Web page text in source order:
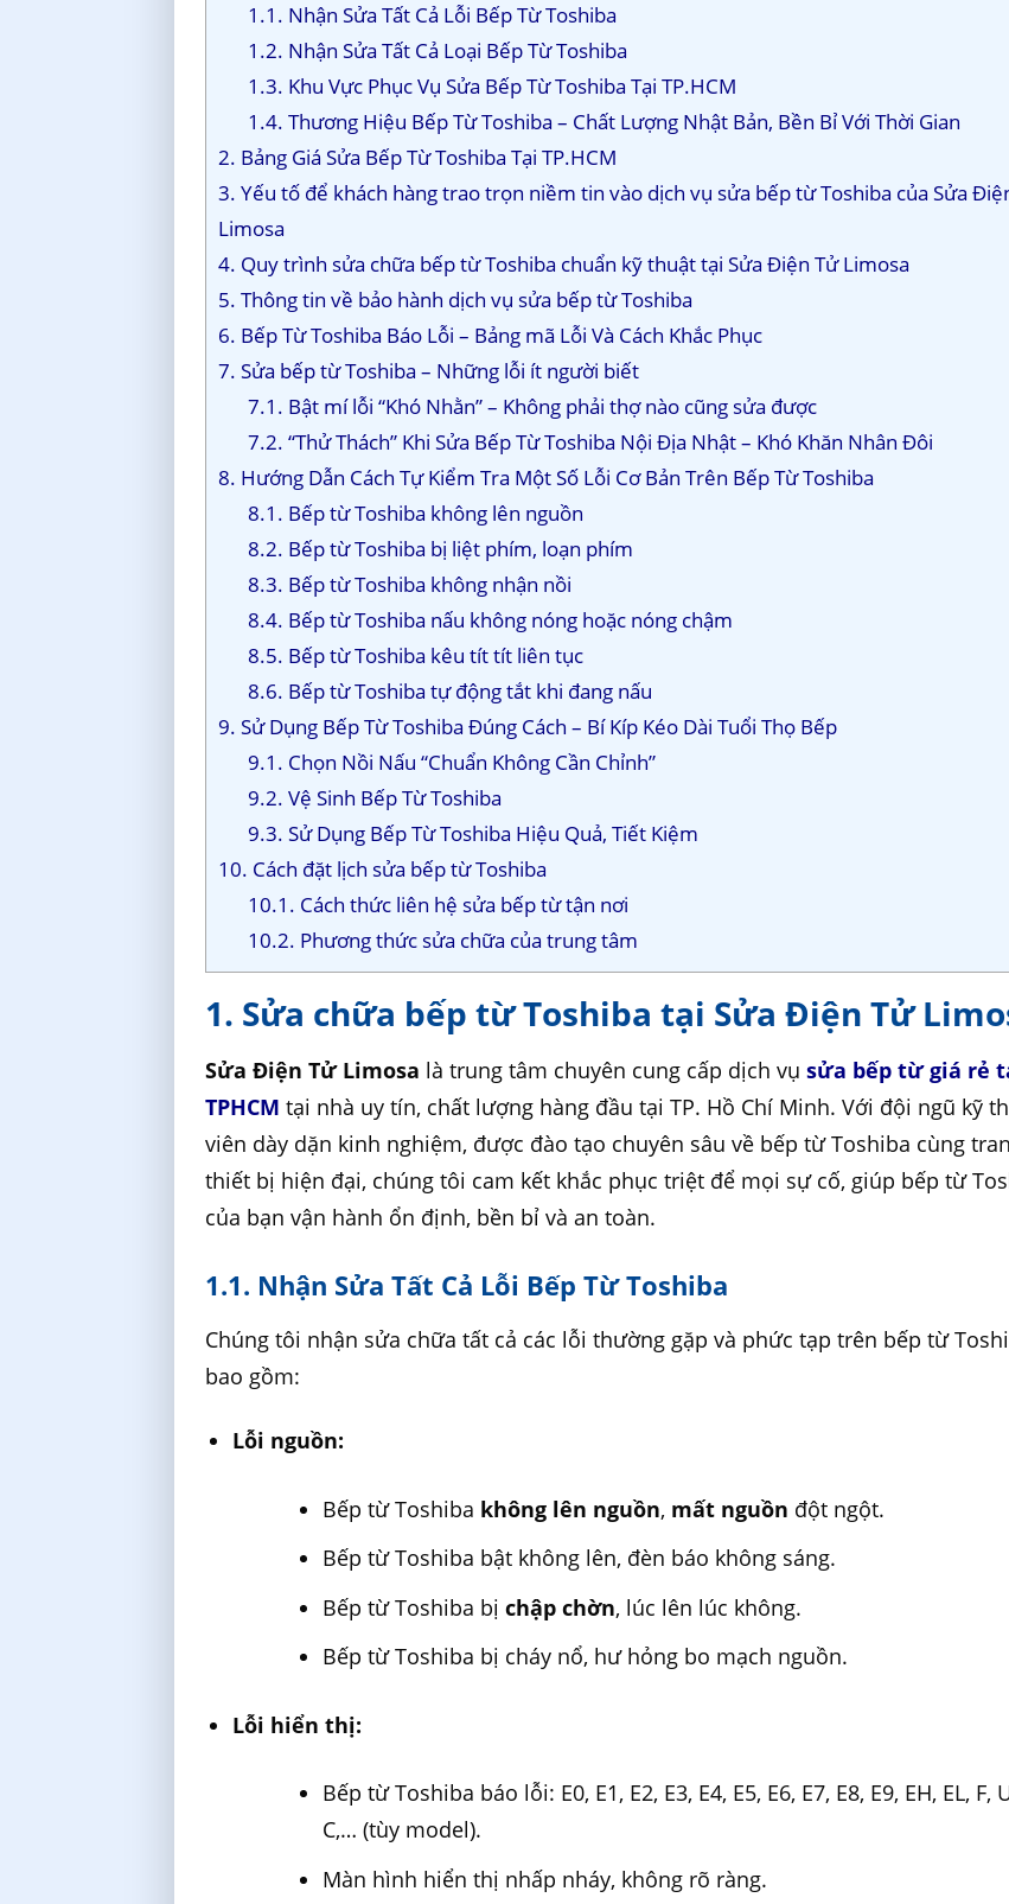
1.1. Nhận Sửa Tất Cả Lỗi Bếp Từ Toshiba
1.2. Nhận Sửa Tất Cả Loại Bếp Từ Toshiba
1.3. Khu Vực Phục Vụ Sửa Bếp Từ Toshiba Tại TP.HCM
1.4. Thương Hiệu Bếp Từ Toshiba – Chất Lượng Nhật Bản, Bền Bỉ Với Thời Gian
2. Bảng Giá Sửa Bếp Từ Toshiba Tại TP.HCM
3. Yếu tố để khách hàng trao trọn niềm tin vào dịch vụ sửa bếp từ Toshiba của Sửa
Limosa
4. Quy trình sửa chữa bếp từ Toshiba chuẩn kỹ thuật tại Sửa Điện Tử Limosa
5. Thông tin về bảo hành dịch vụ sửa bếp từ Toshiba
6. Bếp Từ Toshiba Báo Lỗi – Bảng mã Lỗi Và Cách Khắc Phục
7. Sửa bếp từ Toshiba – Những lỗi ít người biết
7.1. Bật mí lỗi “Khó Nhằn” – Không phải thợ nào cũng sửa được
7.2. “Thử Thách” Khi Sửa Bếp Từ Toshiba Nội Địa Nhật – Khó Khăn Nhân Đôi
8. Hướng Dẫn Cách Tự Kiểm Tra Một Số Lỗi Cơ Bản Trên Bếp Từ Toshiba
8.1. Bếp từ Toshiba không lên nguồn
8.2. Bếp từ Toshiba bị liệt phím, loạn phím
8.3. Bếp từ Toshiba không nhận nồi
8.4. Bếp từ Toshiba nấu không nóng hoặc nóng chậm
8.5. Bếp từ Toshiba kêu tít tít liên tục
8.6. Bếp từ Toshiba tự động tắt khi đang nấu
9. Sử Dụng Bếp Từ Toshiba Đúng Cách – Bí Kíp Kéo Dài Tuổi Thọ Bếp
9.1. Chọn Nồi Nấu “Chuẩn Không Cần Chỉnh”
9.2. Vệ Sinh Bếp Từ Toshiba
9.3. Sử Dụng Bếp Từ Toshiba Hiệu Quả, Tiết Kiệm
10. Cách đặt lịch sửa bếp từ Toshiba
10.1. Cách thức liên hệ sửa bếp từ tận nơi
10.2. Phương thức sửa chữa của trung tâm
1. Sửa chữa bếp từ Toshiba tại Sửa Điện Tử
Sửa Điện Tử Limosa là trung tâm chuyên cung cấp dịch vụsửa bếp từ giá rẻ
TPHCM tại nhà uy tín, chất lượng hàng đầu tại TP. Hồ Chí Minh. Với đội ngũ kỹ
viên dày dặn kinh nghiệm, được đào tạo chuyên sâu về bếp từ Toshiba cùng
thiết bị hiện đại, chúng tôi cam kết khắc phục triệt để mọi sự cố, giúp bếp từ
của bạn vận hành ổn định, bền bỉ và an toàn.
1.1. Nhận Sửa Tất Cả Lỗi Bếp Từ Toshiba
Chúng tôi nhận sửa chữa tất cả các lỗi thường gặp và phức tạp trên bếp từ
bao gồm:
Lỗi nguồn:
Bếp từ Toshiba không lên nguồn, mất nguồn đột ngột.
Bếp từ Toshiba bật không lên, đèn báo không sáng.
Bếp từ Toshiba bị chập chờn, lúc lên lúc không.
Bếp từ Toshiba bị cháy nổ, hư hỏng bo mạch nguồn.
Lỗi hiển thị:
Bếp từ Toshiba báo lỗi: E0, E1, E2, E3, E4, E5, E6, E7, E8, E9, EH, EL, F,
C,… (tùy model).
Màn hình hiển thị nhấp nháy, không rõ ràng.